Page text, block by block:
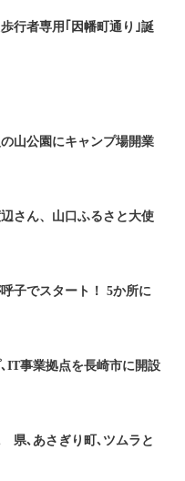
行者専用｢因幡町通り｣誕
山公園にキャンプ場開業
さん、山口ふるさと大使
子でスタート！ 5か所に
IT事業拠点を長崎市に開設
県､あさぎり町､ツムラと